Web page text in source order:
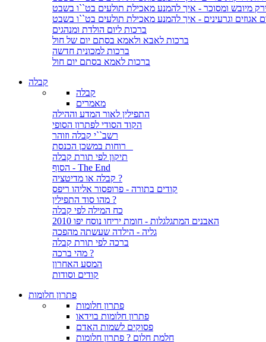
מיובש ומסוכר - איך להמנע מאכילת תולעים בט``ו בשבט
אגוזים וגרעינים - איך להמנע מאכילת תולעים בט``ו בשבט
ברכות ליום הולדת ומנהגים
ברכות לאבא ולאמא בסתם יום של חול
ברכות למכונית חדשה
ברכות לאמא בסתם יום חול
קבלה
קבלה
מאמרים
התפילין לאור המדע וההילה
הקוד הסודי לפתרון הסופי
רשב``י קבלה וזוהר
תיקון לפי תורת קבלה
הסוף - The End
קבלה או מדיטציה ?
קודים בתורה - פרופסור אליהו ריפס
מהו סוד התפילין ?
כח המילה לפי קבלה
האבנים המתגלגלות - חומת יריחו נוסח יפו 2010
גליה - הילדה שעשתה מהפכה
ברכה לפי תורת קבלה
מהי ברכה ?
המסע האחרון
קודים וסודות
פתרון חלומות
פתרון חלומות
פתרון חלומות בוידאו
פסוקים לשמות האדם
חלמת חלום ? פתרון חלומות